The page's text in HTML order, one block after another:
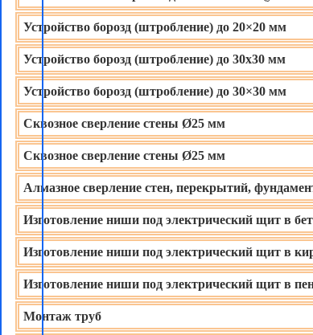
Устройство борозд (штробление) до 20×20 мм
Устройство борозд (штробление) до 30х30 мм
Устройство борозд (штробление) до 30×30 мм
Сквозное сверление стены Ø25 мм
Сквозное сверление стены Ø25 мм
Алмазное сверление стен, перекрытий,
Изготовление ниши под электрический щит в
Изготовление ниши под электрический щит в
Изготовление ниши под электрический щит в
Монтаж труб